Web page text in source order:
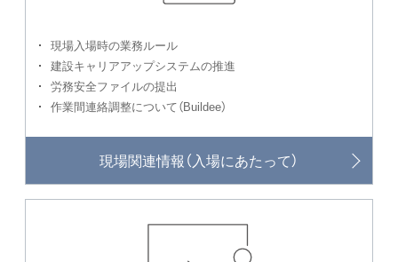
現場入場時の業務ルール
建設キャリアアップシステムの推進
労務安全ファイルの提出
作業間連絡調整について（Buildee）
現場関連情報 （入場にあたって）